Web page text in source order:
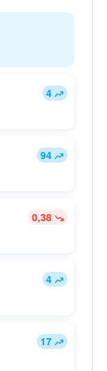
4
94
0,38
4
17